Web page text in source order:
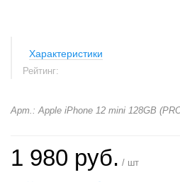
Характеристики
Рейтинг:
Арт.: Apple iPhone 12 mini 128GB
1 980 руб. / шт